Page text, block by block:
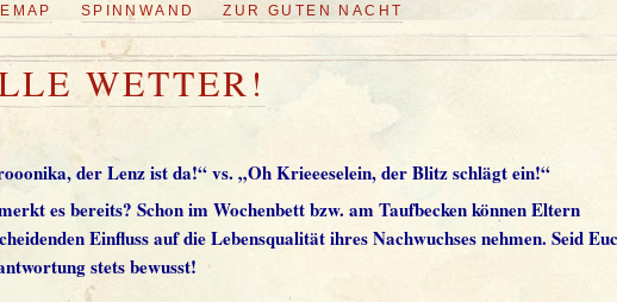
SPINNWAND ZUR GUTEN NACHT
WETTER!
der Lenz ist da!“ vs. „Oh Krieeeselein, der Blitz schlägt ein!“
es bereits? Schon im Wochenbett bzw. am Taufbecken können Eltern
Einfluss auf die Lebensqualität ihres Nachwuchses nehmen. Seid
stets bewusst!